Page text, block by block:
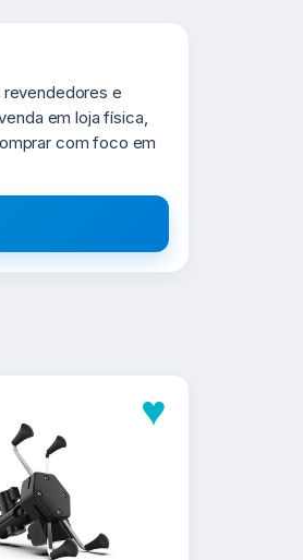
revendedores e
em loja física,
com foco em
♥